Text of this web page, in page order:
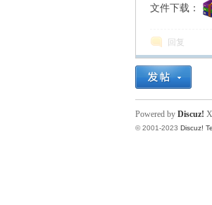
互
文件下载：
回复
Powered by Discuz!
© 2001-2023 Discuz!